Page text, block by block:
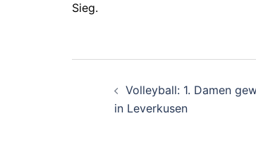
Sieg.
Volleyball: 1. Damen
in Leverkusen